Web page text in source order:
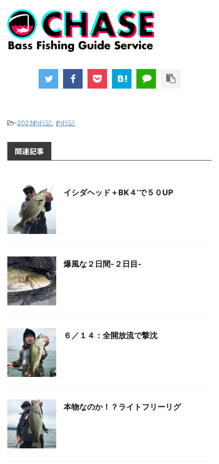
-2023釣行記, 釣行記
関連記事
イシダヘッド＋BK４’で５０UP
爆風な２日間-２日目-
６／１４：全開放流で撃沈
本物なのか！？ライトフリーリグ